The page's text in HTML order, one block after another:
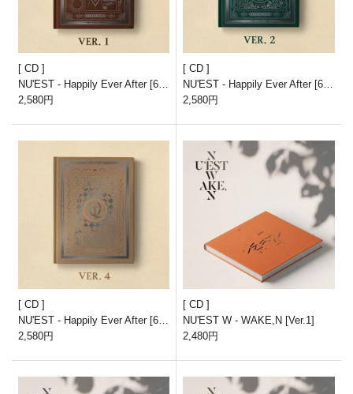
CD
NU'EST - Happily Ever After [6th
Mini Album/Ver.1]
2,580円
CD
NU'EST - Happily Ever After [6th
Mini Album/Ver.2]
2,580円
CD
NU'EST - Happily Ever After [6th
Mini Album/Ver.4]
2,580円
CD
NU'EST W - WAKE,N [Ver.1]
2,480円